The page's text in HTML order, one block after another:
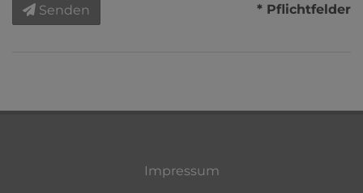
Senden * Pflichtfelder
Impressum